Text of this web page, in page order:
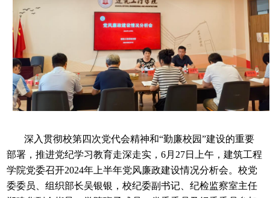
深入贯彻校第四次党代会精神和“勤廉校园”建设的重要
部署，推进党纪学习教育走深走实，6月27日上午，建筑工程
学院党委召开2024年上半年党风廉政建设情况分析会。校党
委委员、组织部长吴银银，校纪委副书记、纪检监察室主任